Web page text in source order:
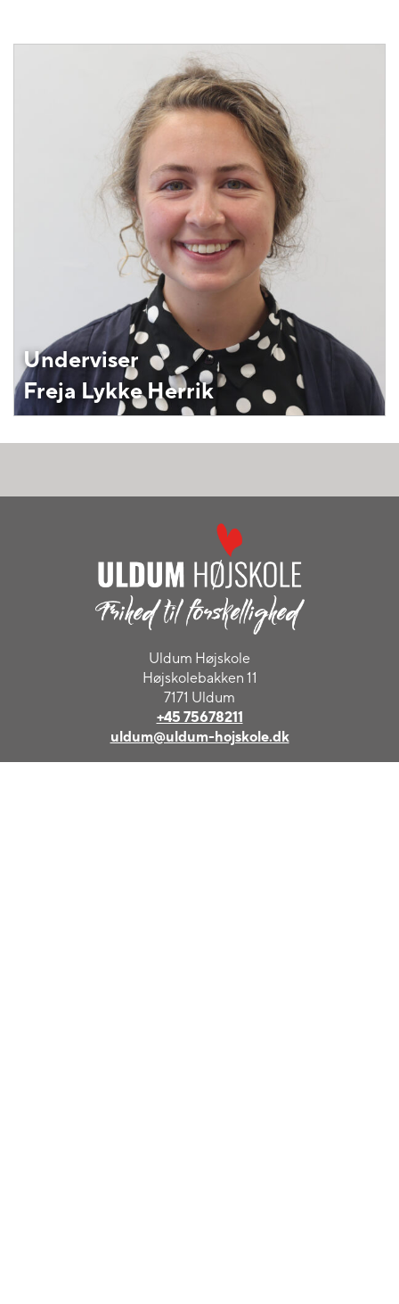
Underviser
Freja Lykke Herrik
Uldum Højskole
Højskolebakken 11
7171 Uldum
+45 75678211
uldum@uldum-hojskole.dk